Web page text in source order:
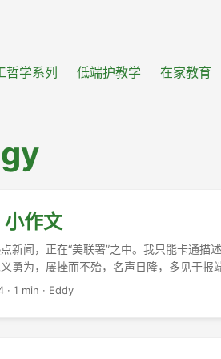
哲学系列 低端护教学 在家教育
作文
新闻，正在“美联署”之中。我只能卡通描
勇为，屡挫而不殆，名声日隆，多见于报
务，照养孩童。经年之后，境愈迫，男不
望。妻不堪，遂“走线”润美，入移民监。
· 1 min · Eddy